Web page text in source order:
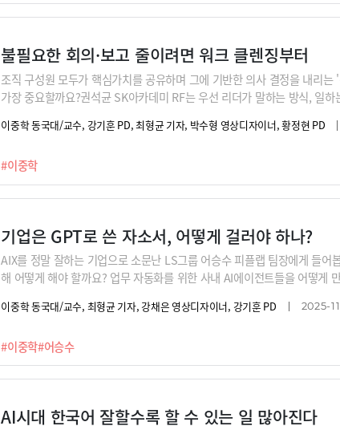
불필요한 회의·보고 줄이려면 워크 클렌징부터
#이중학
조직 구성원 모두가 핵심가치를 공유하며 그에 기반한 의사 결정을 내리
가장 중요할까요?권석균 SK아카데미 RF는 우선 리더가 말하는 방식, 일
보며 불필요한 회의나 보고를 정기적으로 대청소해야 한다는 거죠.
이중학 동국대/교수, 강기훈 PD, 최형균 기자, 박수형 영상디자이너, 황정현 PD
기업은 GPT로 쓴 자소서, 어떻게 걸러야 하나?
#이중학#어승수
AIX를 정말 잘하는 기업으로 소문난 LS그룹 어승수 피플랩 팀장에게 들어
해 어떻게 해야 할까요? 업무 자동화를 위한 사내 AI에이전트들을 어떻게
는 역량은 지원자의 것입니다. GPT로 자소서 쓰는 걸 부정적으로 본다는
한 철저한 반성 없이는 AI에이전트 만드는 건 오래 걸릴 겁니다.”
이중학 동국대/교수, 최형균 기자, 강채은 영상디자이너, 강기훈 PD 2025-
AI시대 한국어 잘할수록 할 수 있는 일 많아진다